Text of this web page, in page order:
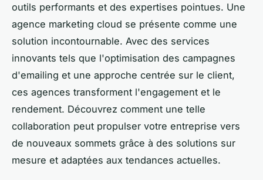
outils performants et des expertises pointues. Une
agence marketing cloud se présente comme une
solution incontournable. Avec des services
innovants tels que l'optimisation des campagnes
d'emailing et une approche centrée sur le client,
ces agences transforment l'engagement et le
rendement. Découvrez comment une telle
collaboration peut propulser votre entreprise vers
de nouveaux sommets grâce à des solutions sur
mesure et adaptées aux tendances actuelles.